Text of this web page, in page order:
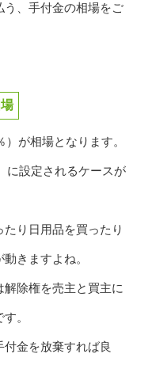
う、手付金の相場をご
が相場となります。
に設定されるケースが
り日用品を買ったり
きますよね。
除権を売主と買主に
。
付金を放棄すれば良